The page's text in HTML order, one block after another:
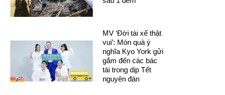
MV ‘Đời tài xế thật
vui’: Món quà ý
nghĩa Kyo York gửi
gắm đến các bác
tài trong dịp Tết
nguyên đán